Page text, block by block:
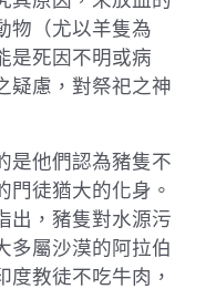
物（尤以羊隻為
是死因不明或病
疑慮，對祭祀之神
是他們認為豬隻不
門徒猶大的化身。
出，豬隻對水源污
多屬沙漠的阿拉伯
度教徒不吃牛肉，